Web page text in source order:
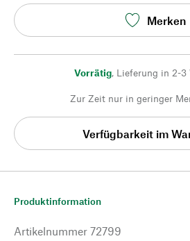
Merken
Vorrätig, Lieferung in 2-3
Zur Zeit nur in geringer
Verfügbarkeit im
Produktinformation
Artikelnummer 72799